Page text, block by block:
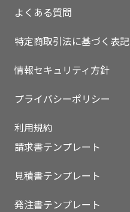
よくある質問
特定商取引法に基づく表記
情報セキュリティ方針
プライバシーポリシー
利用規約
請求書テンプレート
見積書テンプレート
発注書テンプレート